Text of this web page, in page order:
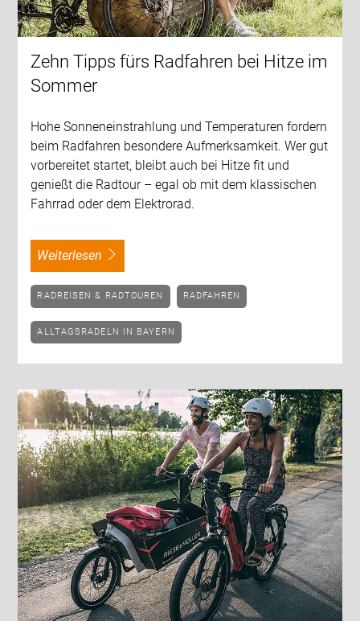
Zehn Tipps fürs Radfahren bei Hitze im
Sommer
Hohe Sonneneinstrahlung und Temperaturen fordern
beim Radfahren besondere Aufmerksamkeit. Wer gut
vorbereitet startet, bleibt auch bei Hitze fit und
genießt die Radtour – egal ob mit dem klassischen
Fahrrad oder dem Elektrorad.
weiterlesen
RADREISEN & RADTOUREN RADFAHREN
ALLTAGSRADELN IN BAYERN